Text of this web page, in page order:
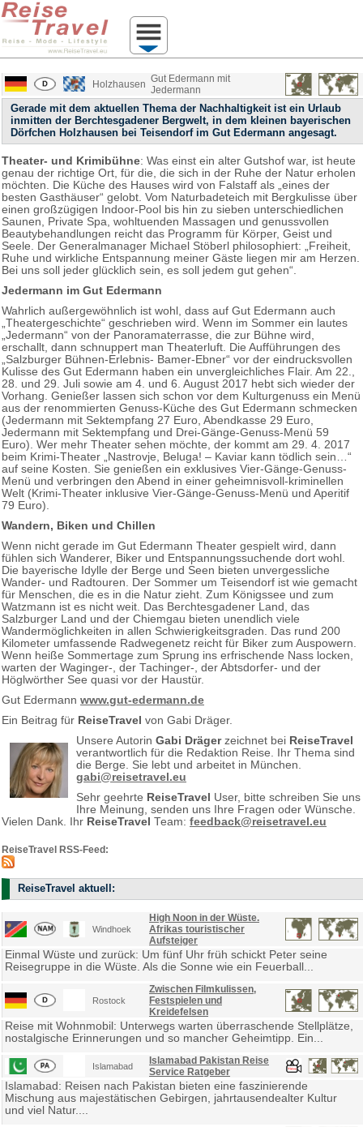
Holzhausen Gut Edermann mit
Jedermann
Gerade mit dem aktuellen Thema der Nachhaltigkeit ist ein Urlaub
inmitten der Berchtesgadener Bergwelt, in dem kleinen bayerischen
Dörfchen Holzhausen bei Teisendorf im Gut Edermann angesagt.
Theater- und Krimibühne: Was einst ein alter Gutshof war, ist heute
genau der richtige Ort, für die, die sich in der Ruhe der Natur erholen
möchten. Die Küche des Hauses wird von Falstaff als „eines der
besten Gasthäuser“ gelobt. Vom Naturbadeteich mit Bergkulisse über
einen großzügigen Indoor-Pool bis hin zu sieben unterschiedlichen
Saunen, Private Spa, wohltuenden Massagen und genussvollen
Beautybehandlungen reicht das Programm für Körper, Geist und
Seele. Der Generalmanager Michael Stöberl philosophiert: „Freiheit,
Ruhe und wirkliche Entspannung meiner Gäste liegen mir am Herzen.
Bei uns soll jeder glücklich sein, es soll jedem gut gehen“.
Jedermann im Gut Edermann
Wahrlich außergewöhnlich ist wohl, dass auf Gut Edermann auch
„Theatergeschichte“ geschrieben wird. Wenn im Sommer ein lautes
„Jedermann“ von der Panoramaterrasse, die zur Bühne wird,
erschallt, dann schnuppert man Theaterluft. Die Aufführungen des
„Salzburger Bühnen-Erlebnis- Bamer-Ebner“ vor der eindrucksvollen
Kulisse des Gut Edermann haben ein unvergleichliches Flair. Am 22.,
28. und 29. Juli sowie am 4. und 6. August 2017 hebt sich wieder der
Vorhang. Genießer lassen sich schon vor dem Kulturgenuss ein Menü
aus der renommierten Genuss-Küche des Gut Edermann schmecken
(Jedermann mit Sektempfang 27 Euro, Abendkasse 29 Euro,
Jedermann mit Sektempfang und Drei-Gänge-Genuss-Menü 59
Euro). Wer mehr Theater sehen möchte, der kommt am 29. 4. 2017
beim Krimi-Theater „Nastrovje, Beluga! – Kaviar kann tödlich sein…“
auf seine Kosten. Sie genießen ein exklusives Vier-Gänge-Genuss-
Menü und verbringen den Abend in einer geheimnisvoll-kriminellen
Welt (Krimi-Theater inklusive Vier-Gänge-Genuss-Menü und Aperitif
79 Euro).
Wandern, Biken und Chillen
Wenn nicht gerade im Gut Edermann Theater gespielt wird, dann
fühlen sich Wanderer, Biker und Entspannungssuchende dort wohl.
Die bayerische Idylle der Berge und Seen bieten unvergessliche
Wander- und Radtouren. Der Sommer um Teisendorf ist wie gemacht
für Menschen, die es in die Natur zieht. Zum Königssee und zum
Watzmann ist es nicht weit. Das Berchtesgadener Land, das
Salzburger Land und der Chiemgau bieten unendlich viele
Wandermöglichkeiten in allen Schwierigkeitsgraden. Das rund 200
Kilometer umfassende Radwegenetz reicht für Biker zum Auspowern.
Wenn heiße Sommertage zum Sprung ins erfrischende Nass locken,
warten der Waginger-, der Tachinger-, der Abtsdorfer- und der
Höglwörther See quasi vor der Haustür.
Gut Edermann www.gut-edermann.de
Ein Beitrag für ReiseTravel von Gabi Dräger.
Unsere Autorin Gabi Drägerzeichnet bei ReiseTravel
verantwortlich für die Redaktion Reise. Ihr Thema sind
die Berge. Sie lebt und arbeitet in München.
gabi@reisetravel.eu
Sehr geehrte ReiseTravel User, bitte schreiben Sie uns
Ihre Meinung, senden uns Ihre Fragen oder Wünsche.
Vielen Dank. Ihr ReiseTravel Team: feedback@reisetravel.eu
ReiseTravel RSS-Feed:
ReiseTravel aktuell:
Windhoek
High Noon in der Wüste.
Afrikas touristischer
Aufsteiger
Einmal Wüste und zurück: Um fünf Uhr früh schickt Peter seine
Reisegruppe in die Wüste. Als die Sonne wie ein Feuerball...
Rostock
Zwischen Filmkulissen,
Festspielen und
Kreidefelsen
Reise mit Wohnmobil: Unterwegs warten überraschende Stellplätze,
nostalgische Erinnerungen und so mancher Geheimtipp. Ein...
Islamabad
Islamabad Pakistan Reise
Service Ratgeber
Islamabad: Reisen nach Pakistan bieten eine faszinierende
Mischung aus majestätischen Gebirgen, jahrtausendealter Kultur
und viel Natur....